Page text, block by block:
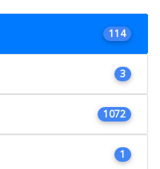
114
3
1072
1